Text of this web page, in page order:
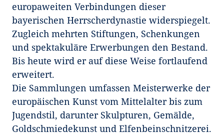
europaweiten Verbindungen dieser
bayerischen Herrscherdynastie widerspiegelt.
Zugleich mehrten Stiftungen, Schenkungen
und spektakuläre Erwerbungen den Bestand.
Bis heute wird er auf diese Weise fortlaufend
erweitert.
Die Sammlungen umfassen Meisterwerke der
europäischen Kunst vom Mittelalter bis zum
Jugendstil, darunter Skulpturen, Gemälde,
Goldschmiedekunst und Elfenbeinschnitzerei.